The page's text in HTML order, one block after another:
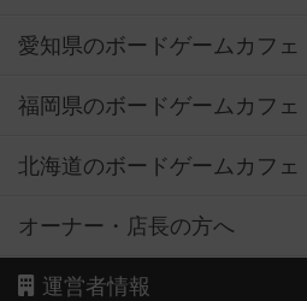
愛知県のボードゲームカフェ
福岡県のボードゲームカフェ
北海道のボードゲームカフェ
オーナー・店長の方へ
運営者情報